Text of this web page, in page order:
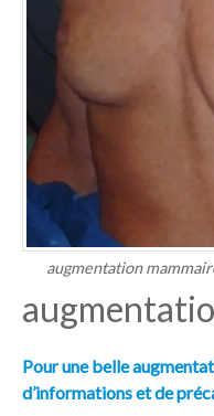
augmentation
Pour une belle
d’informations et de